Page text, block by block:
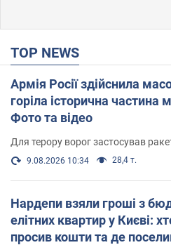
TOP NEWS
Армія Росії здійснила
горіла історична частина
Фото та відео
Для терору ворог застосував
9.08.2026 10:34 28,4 т.
Нардепи взяли гроші з
елітних квартир у Києві:
просив кошти та де